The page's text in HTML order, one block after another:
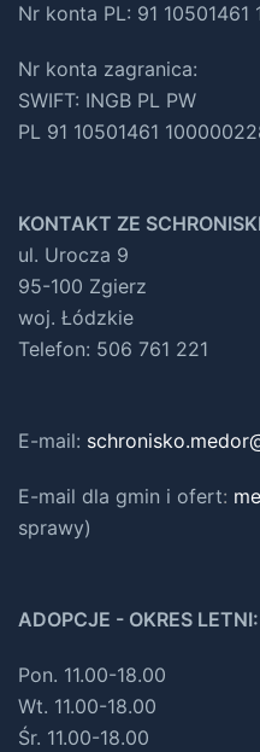
Nr konta PL: 91
Nr konta zagranica:
SWIFT: INGB PL PW
PL 91 10501461
KONTAKT ZE
ul. Urocza 9
95-100 Zgierz
woj. Łódzkie
Telefon: 506 761 221
E-mail:
E-mail dla gmin i ofert:
sprawy)
ADOPCJE - OKRES LETNI:
Pon. 11.00-18.00
Wt. 11.00-18.00
Śr. 11.00-18.00